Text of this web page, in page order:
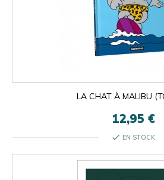
LA CHAT À MALIBU
12,95 €
check EN STOCK